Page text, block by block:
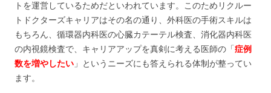
トを運営しているためだといわれています。このためリクルー
トドクターズキャリアはその名の通り、外科医の手術スキルは
もちろん、循環器内科医の心臓カテーテル検査、消化器内科医
の内視鏡検査で、キャリアアップを真剣に考える医師の「症例
数を増やしたい 」というニーズにも答えられる体制が整ってい
ます。